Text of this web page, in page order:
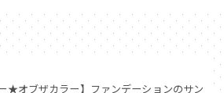
ー★オブザカラー】ファンデーションのサン